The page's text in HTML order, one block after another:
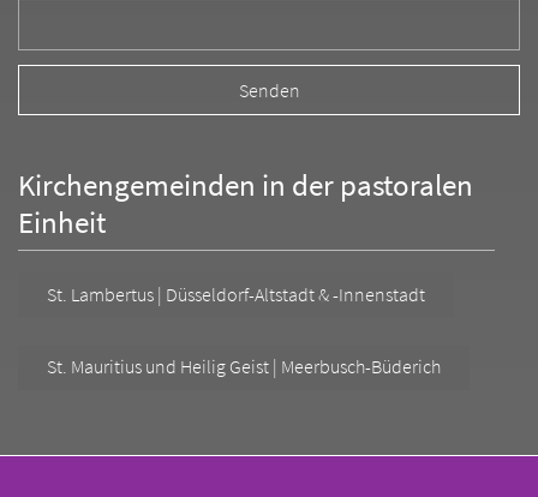
Kirchengemeinden in der pastoralen
Einheit
St. Lambertus | Düsseldorf-Altstadt & -Innenstadt
St. Mauritius und Heilig Geist | Meerbusch-Büderich